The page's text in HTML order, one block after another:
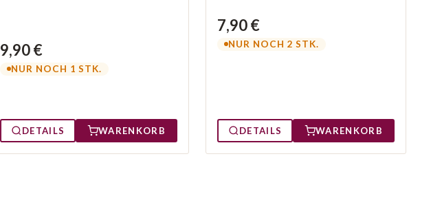
9,90 €
NUR NOCH 1 STK.
DETAILS WARENKORB
7,90 €
NUR NOCH 2 STK.
DETAILS WARENKORB